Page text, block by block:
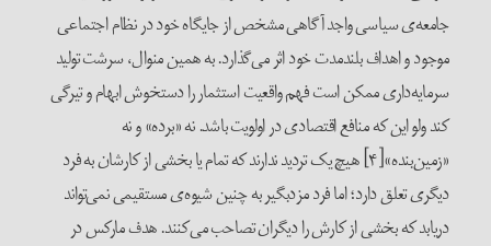
جامعه‌ی سیاسی واجد آگاهی مشخص از جایگاه خود در نظام اجتماعی
موجود و اهداف بلندمدت خود اثر می‌گذارد. به همین منوال، سرشت تولید
سرمایه‌داری ممکن است فهم واقعیت استثمار را دستخوش ابهام و تیرگی
کند ولو این که منافع اقتصادی در اولویت باشد. نه «برده» و نه
«زمین‌بنده»[۴] هیچ یک تردید ندارند که تمام یا بخشی از کارشان به فرد
دیگری تعلق دارد؛ اما فرد مزدبگیر به چنین شیوه‌ی مستقیمی نمی‌تواند
دریابد که بخشی از کارش را دیگران تصاحب می‌کنند. هدف مارکس در